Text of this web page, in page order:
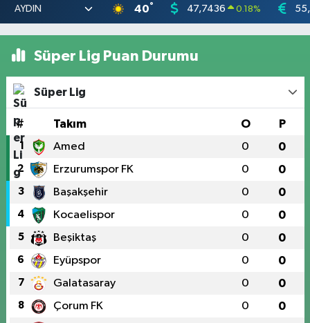
40° 47,7436 0.18%
Süper Lig Puan Durumu
Süper Lig
# Takım O P
1 Amed 0 0
2 Erzurumspor FK 0 0
3 Başakşehir 0 0
4 Kocaelispor 0 0
5 Beşiktaş 0 0
6 Eyüpspor 0 0
7 Galatasaray 0 0
8 Çorum FK 0 0